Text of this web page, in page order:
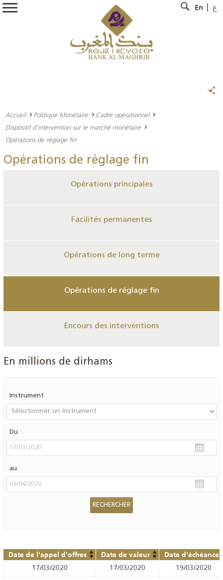
En ع
Accueil Politique Monétaire
Cadre opérationnel
Dispositif d’intervention sur le marché monétaire
Opérations de réglage fin
Opérations de réglage fin
Opérations principales
Facilités permanentes
Opérations de long terme
Opérations de réglage fin
Encours des interventions
En millions de dirhams
Instrument
Du
au
Date de l'appel d'offres Date de valeur Date d'échéance
17/03/2020 17/03/2020 19/03/2020